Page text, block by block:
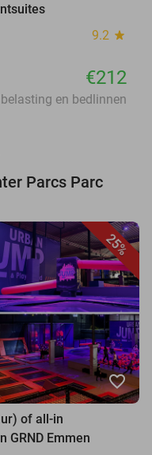
9.2 star
€212
en bedlinnen
Parcs Parc
25%
favorite_border
of all-in
GRND Emmen